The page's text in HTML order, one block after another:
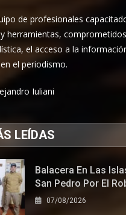
de profesionales
herramientas,
el acceso a la
el periodismo.
Iuliani
LEÍDAS
Balacera En Las
San Pedro Por El
07/08/2026